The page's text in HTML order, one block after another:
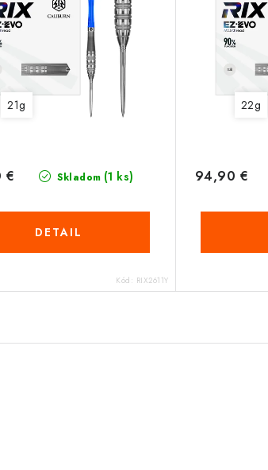
21g
Skladom (1 ks)
€
DETAIL
Kód: RIX2611Y
22g
94,90 €